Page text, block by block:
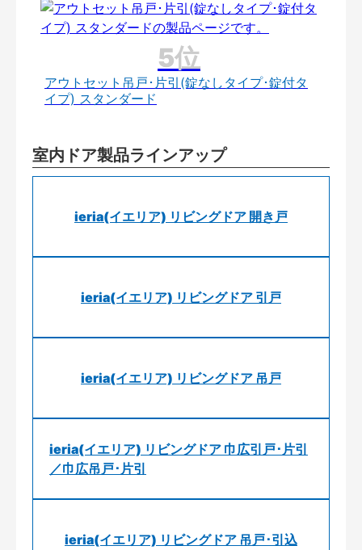
アウトセット吊戸･片引(錠なしタイプ･錠付タ
イプ) スタンダード
室内ドア製品ラインアップ
ieria(イエリア) リビングドア 開き戸
ieria(イエリア) リビングドア 引戸
ieria(イエリア) リビングドア 吊戸
ieria(イエリア) リビングドア 巾広引戸･片引
／巾広吊戸･片引
ieria(イエリア) リビングドア 吊戸･引込